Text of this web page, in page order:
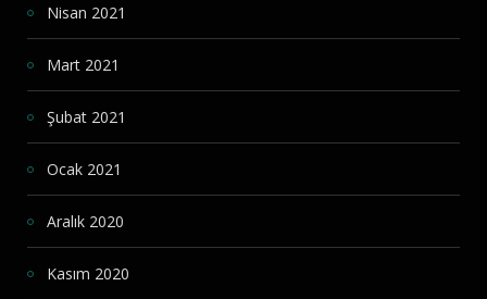
Nisan 2021
Mart 2021
Şubat 2021
Ocak 2021
Aralık 2020
Kasım 2020